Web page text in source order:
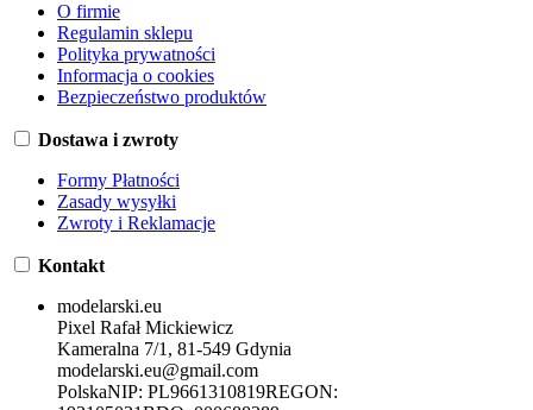
O firmie
Regulamin sklepu
Polityka prywatności
Informacja o cookies
Bezpieczeństwo produktów
Dostawa i zwroty
Formy Płatności
Zasady wysyłki
Zwroty i Reklamacje
Kontakt
modelarski.eu
Pixel Rafał Mickiewicz
Kameralna 7/1, 81-549 Gdynia
modelarski.eu@gmail.com
PolskaNIP: PL9661310819REGON: